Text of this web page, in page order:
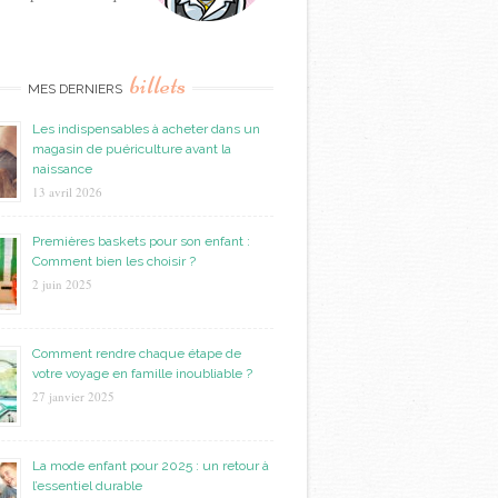
MES DERNIERS billets
Les indispensables à acheter dans un
magasin de puériculture avant la
naissance
13 avril 2026
Premières baskets pour son enfant :
Comment bien les choisir ?
2 juin 2025
Comment rendre chaque étape de
votre voyage en famille inoubliable ?
27 janvier 2025
La mode enfant pour 2025 : un retour à
l’essentiel durable